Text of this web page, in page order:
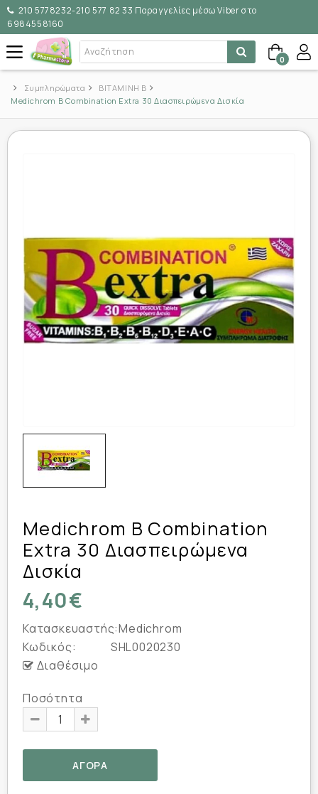
210 5778232-210 577 82 33 Παραγγελίες μέσω Viber στο
6984558160
0
Συμπληρώματα
ΒΙΤΑΜΙΝΗ Β
Medichrom B Combination Extra 30 Διασπειρώμενα Δισκία
Medichrom B Combination
Extra 30 Διασπειρώμενα
Δισκία
4,40€
Κατασκευαστής:Medichrom
Κωδικός:
SHL0020230
Διαθέσιμο
Ποσότητα